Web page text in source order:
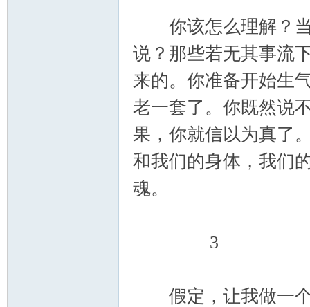
你该怎么理解？当
说？那些若无其事流
来的。你准备开始生
老一套了。你既然说
果，你就信以为真了
和我们的身体，我们
魂。
3
假定，让我做一个